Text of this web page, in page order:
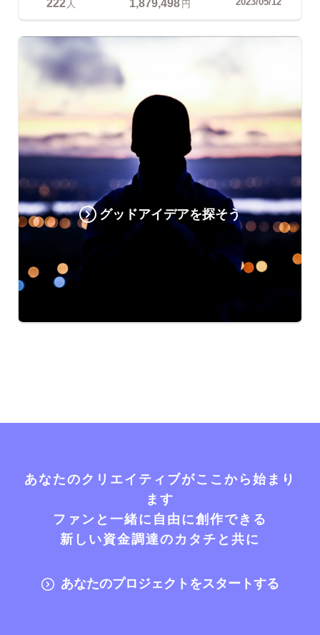
人 円
グッドアイデアを探そう
あなたのクリエイティブがここから始まり
ます
ファンと一緒に自由に創作できる
新しい資金調達のカタチと共に
あなたのプロジェクトをスタートする